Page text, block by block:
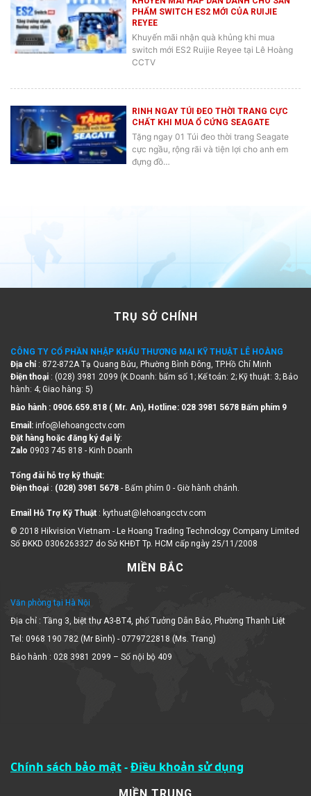
PHẨM SWITCH ES2 MỚI CỦA RUIJIE
REYEE
Khuyến mãi nhận quà khủng khi mua
switch mới ES2 Ruijie Reyee tại Lê Hoàng
CCTV
CHẤT KHI MUA Ổ CỨNG SEAGATE
Tặng ngay 01 Túi đeo thời trang Seagate
cực ngầu, rộng rãi và tiện lợi cho anh em
đựng đồ…
TRỤ SỞ CHÍNH
Địa chỉ : 872-872A Tạ Quang Bửu, Phường Bình Đông, TP.Hồ Chí Minh
Điện thoại : (028) 3981 2099 (K.Doanh: bấm số 1; Kế toán: 2; Kỹ thuật: 3; Bảo
hành: 4; Giao hàng: 5)
Đặt hàng hoặc đăng ký đại lý:
Zalo 0903 745 818 - Kinh Doanh
Điện thoại:(028) 3981 5678
Số ĐKKD 0306263327 do Sở KHĐT Tp. HCM cấp ngày 25/11/2008
MIỀN BẮC
Văn phòng tại Hà Nội
Địa chỉ : Tầng 3, biệt thự A3-BT4, phố Tưởng Dân Bảo, Phường Thanh Liệt
Tel: 0968 190 782 (Mr Bình) - 0779722818 (Ms. Trang)
Bảo hành : 028 3981 2099 – Số nội bộ 409
Chính sách bảo mật Điều khoản sử dụng
MIỀN TRUNG